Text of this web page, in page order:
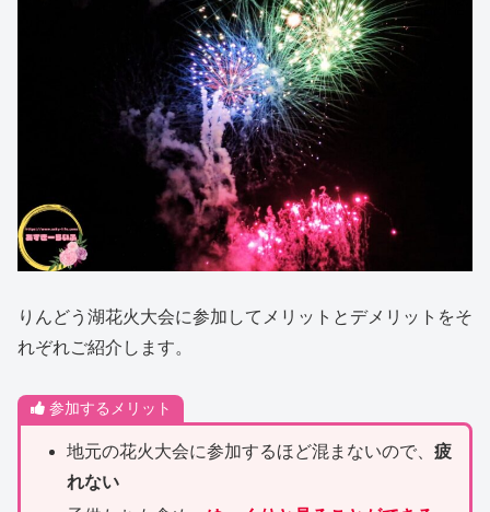
りんどう湖花火大会に参加してメリットとデメリットをそ
れぞれご紹介します。
参加するメリット
地元の花火大会に参加するほど混まないので、 疲
れない